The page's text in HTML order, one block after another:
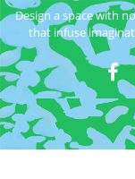
Design a space with
that infuse